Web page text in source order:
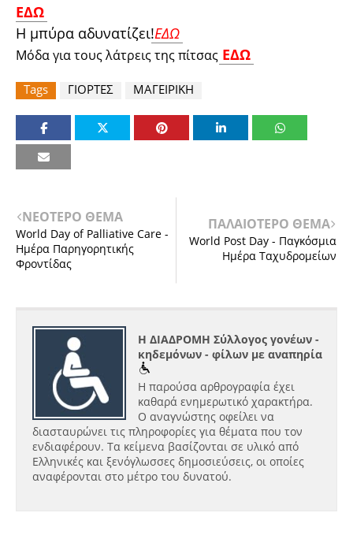
ΕΔΩ
Η μπύρα αδυνατίζει!ΕΔΩ
Μόδα για τους λάτρεις της πίτσας ΕΔΩ
Tags ΓΙΟΡΤΕΣ ΜΑΓΕΙΡΙΚΗ
ΝΕΟΤΕΡΟ ΘΕΜΑ
World Day of Palliative Care -
Ημέρα Παρηγορητικής
Φροντίδας
ΠΑΛΑΙΟΤΕΡΟ ΘΕΜΑ
World Post Day - Παγκόσμια
Ημέρα Ταχυδρομείων
Η ΔΙΑΔΡΟΜΗ Σύλλογος γονέων -
κηδεμόνων - φίλων με αναπηρία
Η παρούσα αρθρογραφία έχει
καθαρά ενημερωτικό χαρακτήρα.
Ο αναγνώστης οφείλει να
διασταυρώνει τις πληροφορίες για θέματα που τον
ενδιαφέρουν. Τα κείμενα βασίζονται σε υλικό από
Ελληνικές και ξενόγλωσσες δημοσιεύσεις, οι οποίες
αναφέρονται στο μέτρο του δυνατού.